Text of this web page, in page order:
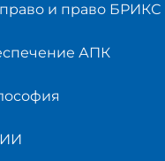
и право БРИКС
АПК